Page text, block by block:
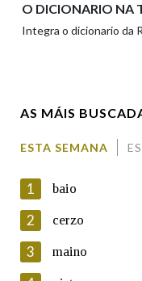
En cumprimento da
Protección de Datos
O DICIONARIO NA
Integra o dicionario da
AS MÁIS
ESTA SEMANA
1 baio
2 cerzo
3 maino